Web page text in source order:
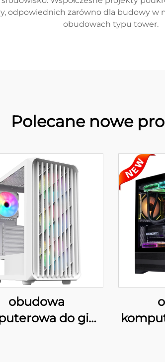
odpowiednich zarówno dla budowy w
obudowach typu tower.
Polecane nowe
obudowa
do gier